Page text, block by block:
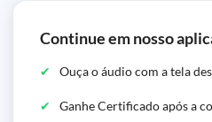
Continue em nosso
Ouça o áudio com a tela
Ganhe Certificado após a